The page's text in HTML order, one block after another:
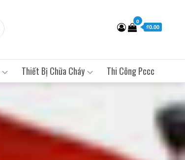
0
₫0.00
Thiết Bị Chữa Cháy Thi Công Pccc